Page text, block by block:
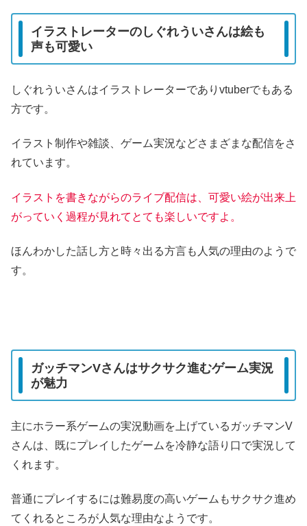
イラストレーターのしぐれういさんは絵も
声も可愛い
しぐれういさんはイラストレーターでありvtuberでもある
方です。
イラスト制作や雑談、ゲーム実況などさまざまな配信をさ
れています。
イラストを書きながらのライブ配信は、可愛い絵が出来上
がっていく過程が見れてとても楽しいですよ。
ほんわかした話し方と時々出る方言も人気の理由のようで
す。
ガッチマンVさんはサクサク進むゲーム実況
が魅力
主にホラー系ゲームの実況動画を上げているガッチマンV
さんは、既にプレイしたゲームを冷静な語り口で実況して
くれます。
普通にプレイするには難易度の高いゲームもサクサク進め
てくれるところが人気な理由なようです。